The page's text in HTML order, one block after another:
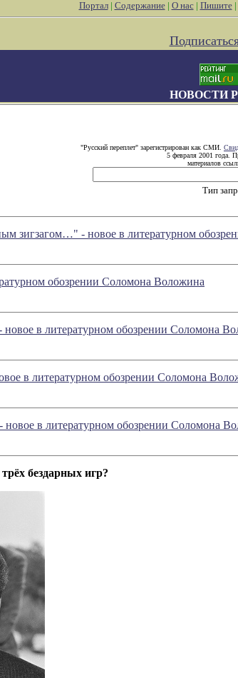
Портал| Содержание| О нас| Пишите|
НОВОСТИ
"Русский переплет" зарегистрирован как СМИ.
5 февраля 2001 года.
материалов
Тип
зигзагом…" - новое в литературном
обозрении Соломона Воложина
новое в литературном обозрении Соломона
в литературном обозрении Соломона
в литературном обозрении Соломона
бездарных игр?